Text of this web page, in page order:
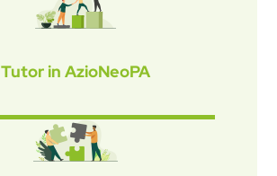
Tutor in AzioNeoPA